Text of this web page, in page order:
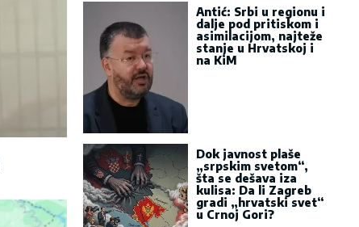
Antić: Srbi u regionu i
dalje pod pritiskom i
asimilacijom, najteže
stanje u Hrvatskoj i
na KiM
Dok javnost plaše
„srpskim svetom“,
šta se dešava iza
kulisa: Da li Zagreb
gradi „hrvatski svet“
u Crnoj Gori?